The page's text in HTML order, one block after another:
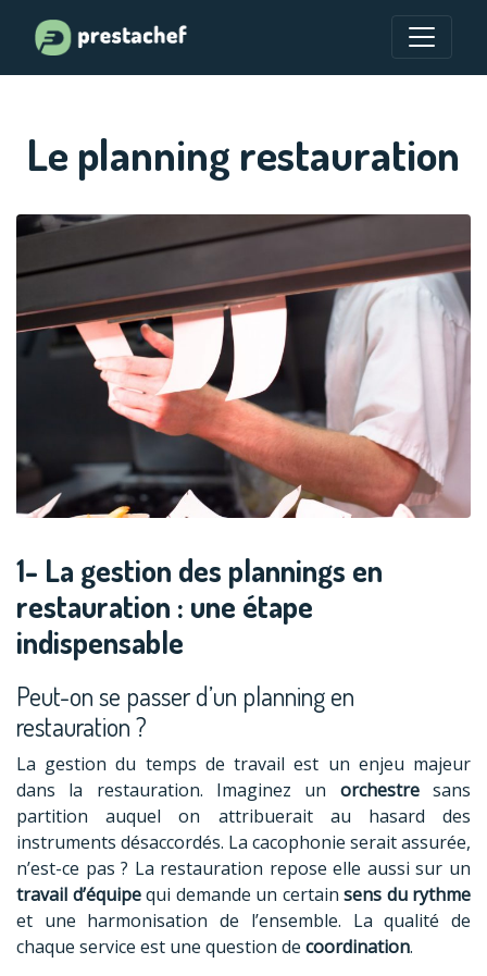
Le planning restauration
1- La gestion des plannings en
restauration : une étape
indispensable
Peut-on se passer d’un planning en
restauration ?
La gestion du temps de travail est un enjeu majeur
dans la restauration. Imaginez un orchestresans
partition auquel on attribuerait au hasard des
instruments désaccordés. La cacophonie serait assurée,
n’est-ce pas ? La restauration repose elle aussi sur un
travail d’équipequi demande un certain sens du rythme
et une harmonisation de l’ensemble. La qualité de
chaque service est une question de coordination.